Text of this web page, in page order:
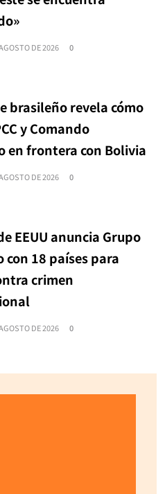
DE 2026 0
brasileño revela cómo
y Comando
en frontera con Bolivia
DE 2026 0
EEUU anuncia Grupo
con 18 países para
crimen
DE 2026 0